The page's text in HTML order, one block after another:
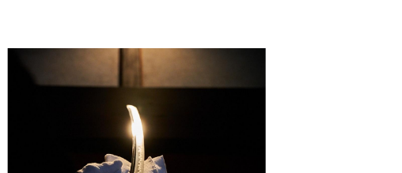
スタッフに声をかけて解散 ■申込締切■ 当日
の５日前 ■体験時間■ (9:45 受付開始) 10:00
現地集合＞＞畑へ移動＞＞ 畑案内＞＞ 旬の有
機野菜を収穫＞＞ 11:00 畑で自由時間＞＞ 最